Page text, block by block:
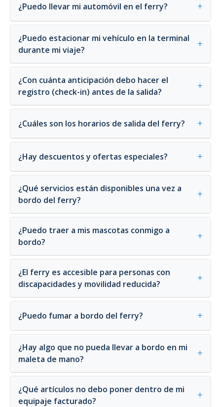
¿Puedo llevar mi automóvil en el ferry? +
¿Puedo estacionar mi vehículo en la terminal
durante mi viaje?
+
¿Con cuánta anticipación debo hacer el
registro (check-in) antes de la salida?
+
¿Cuáles son los horarios de salida del ferry? +
¿Hay descuentos y ofertas especiales? +
¿Qué servicios están disponibles una vez a
bordo del ferry?
+
¿Puedo traer a mis mascotas conmigo a
bordo?
+
¿El ferry es accesible para personas con
discapacidades y movilidad reducida?
+
¿Puedo fumar a bordo del ferry? +
¿Hay algo que no pueda llevar a bordo en mi
maleta de mano?
+
¿Qué artículos no debo poner dentro de mi
equipaje facturado?
+